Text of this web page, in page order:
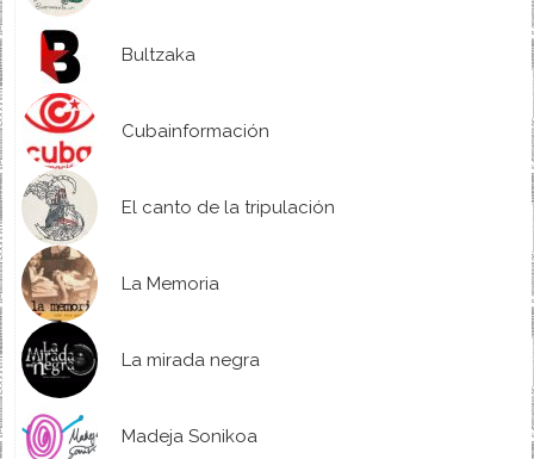
Bultzaka
Cubainformación
El canto de la tripulación
La Memoria
La mirada negra
Madeja Sonikoa